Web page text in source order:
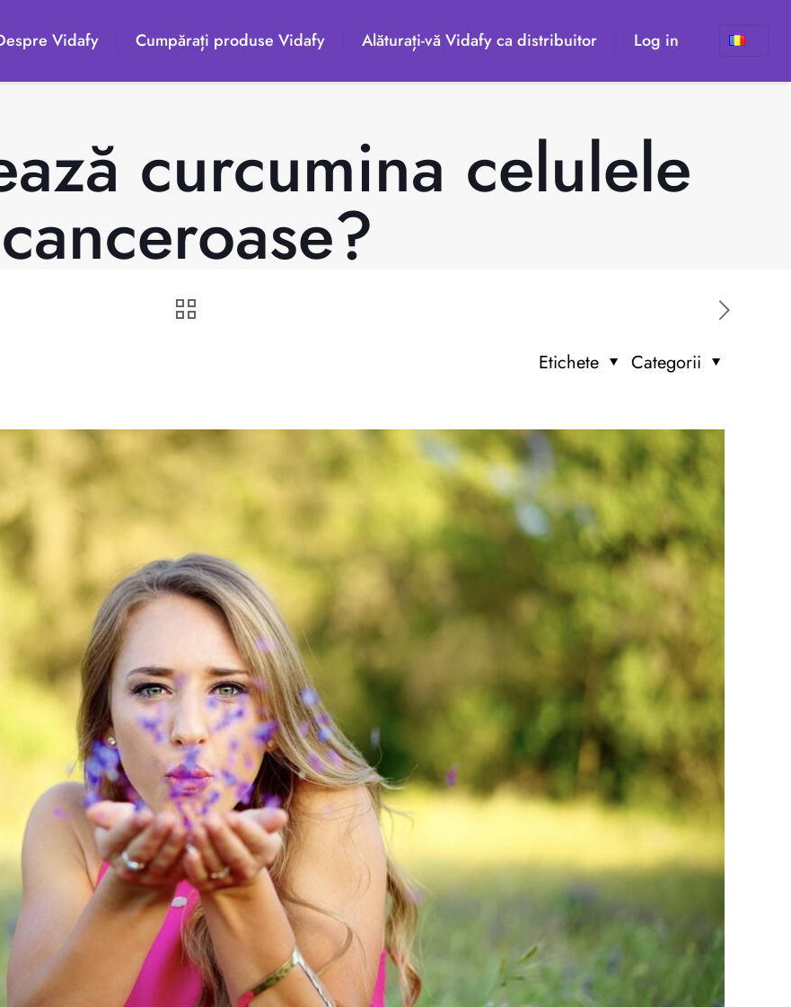
Vidafy Cumpărați produse Vidafy Alăturați-vă Vidafy ca distribuitor Log in
curcumina celulele
canceroase?
Categorii
Etichete